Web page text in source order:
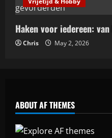
Haken voor iedereen:
Chris May 2, 2026
ABOUT AF THEMES